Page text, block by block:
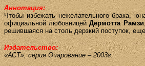
Аннотация:
Чтобы избежать нежелательного брака,
официальной любовницейДермоттаРамзи
решившаяся на столь дерзкий поступок,
Издательство:
«АСТ», серия Очарование – 2003г.